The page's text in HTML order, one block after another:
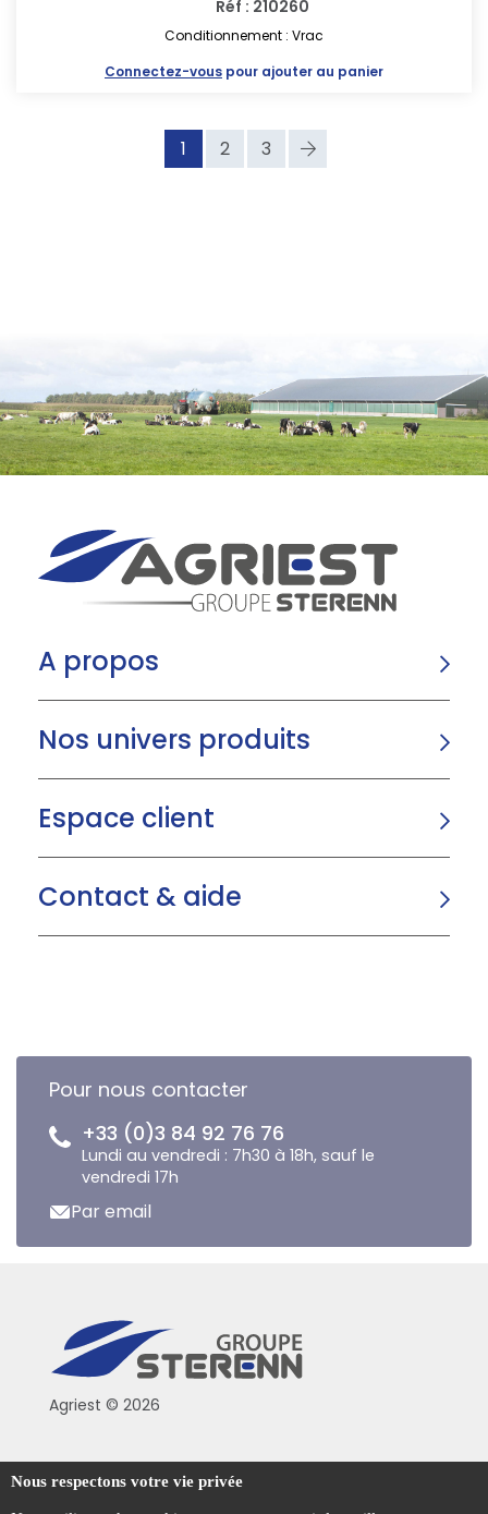
Réf : 210260
Conditionnement : Vrac
Connectez-vous pour ajouter au panier
1 2 3
A propos
Nos univers produits
Espace client
Contact & aide
Pour nous contacter
+33 (0)3 84 92 76 76
Lundi au vendredi : 7h30 à 18h, sauf le
vendredi 17h
Par email
Agriest © 2026
Conditions générales de vente
Nous respectons votre vie privée